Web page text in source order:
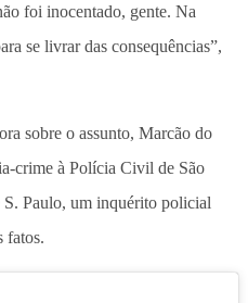
foi inocentado, gente. Na
se livrar das consequências”,
sobre o assunto, Marcão do
crime à Polícia Civil de São
Paulo, um inquérito policial
fatos.